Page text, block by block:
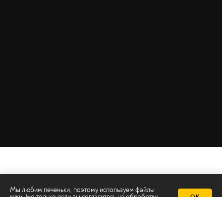
Мы любим печеньки, поэтому используем файлы